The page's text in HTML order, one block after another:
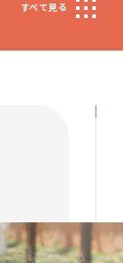
すべて見る